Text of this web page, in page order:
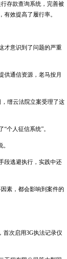
存款查询系统，完善被
效提高了履行率。
才意识到了问题的严重
供通信资源，老马按月
缙云法院立案受理了这
个人征信系统”。
段逃避执行，实践中还
素，都会影响到案件的
首次启用3G执法记录仪